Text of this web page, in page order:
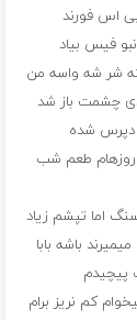
اس فورند
فیس بیاد
شر شه واسه من
چشمت باز شد
دپرس شده
طعم شب
اما تپشم زیاد
باشه بابا
پیچیدم
کم نریز برام